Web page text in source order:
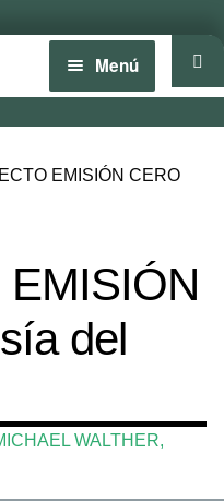
Menú
EMISIÓN CERO
del
WALTHER,